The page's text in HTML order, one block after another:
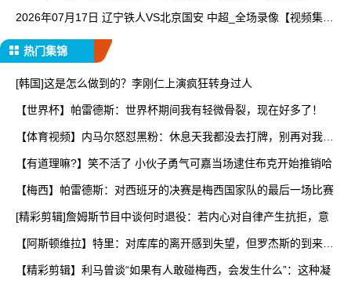
2026年07月17日 辽宁铁人VS北京国安 中超_全场录像【视频集
热门集锦
[韩国]这是怎么做到的？李刚仁上演疯狂转身过人
【世界杯】帕雷德斯：世界杯期间我有轻微骨裂，现在好多了！
【体育视频】内马尔怒怼黑粉：休息天我都没去打牌，别再对我指
【有道理嘛?】笑不活了 小伙子勇气可嘉当场逮住布克开始推销哈
【梅西】帕雷德斯：对西班牙的决赛是梅西国家队的最后一场比赛
[精彩剪辑]詹姆斯节目中谈何时退役：若内心对自律产生抗拒，意
【阿斯顿维拉】特里：对库库的离开感到失望，但罗杰斯的到来又
【精彩剪辑】利马曾谈“如果有人敢碰梅西，会发生什么”：这种凝